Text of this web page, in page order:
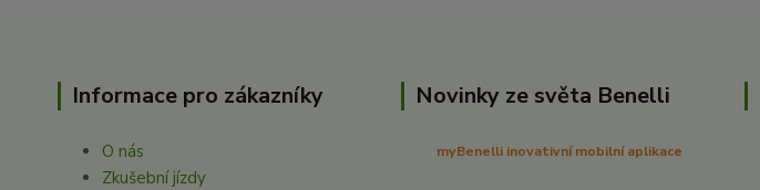
Informace pro zákazníky
O nás
Zkušební jízdy
Novinky ze světa Benelli
myBenelli inovativní mobilní aplikace